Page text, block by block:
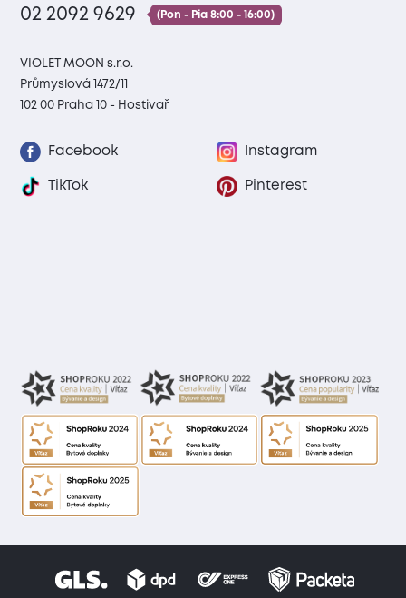
02 2092 9629
(Pon - Pia 8:00 - 16:00)
VIOLET MOON s.r.o.
Průmyslová 1472/11
102 00 Praha 10 - Hostivař
Facebook Instagram
TikTok Pinterest